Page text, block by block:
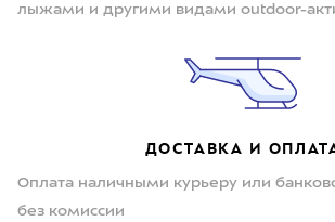
лыжами и другими видами outdoor-
ДОСТАВКА И
Оплата наличными курьеру или
без комиссии